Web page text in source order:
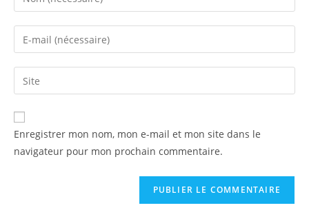
your
name
comment
Enter
your
email
address
comment
Saisir
l’URL
de
votre
(facultatif)
Enregistrer mon nom, mon e-mail et mon site dans le
navigateur pour mon prochain commentaire.